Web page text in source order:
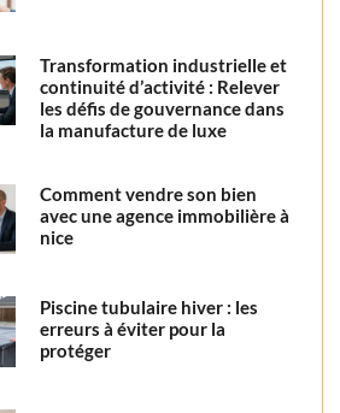
Transformation industrielle et
continuité d’activité : Relever
les défis de gouvernance dans
la manufacture de luxe
Comment vendre son bien
avec une agence immobilière à
nice
Piscine tubulaire hiver : les
erreurs à éviter pour la
protéger